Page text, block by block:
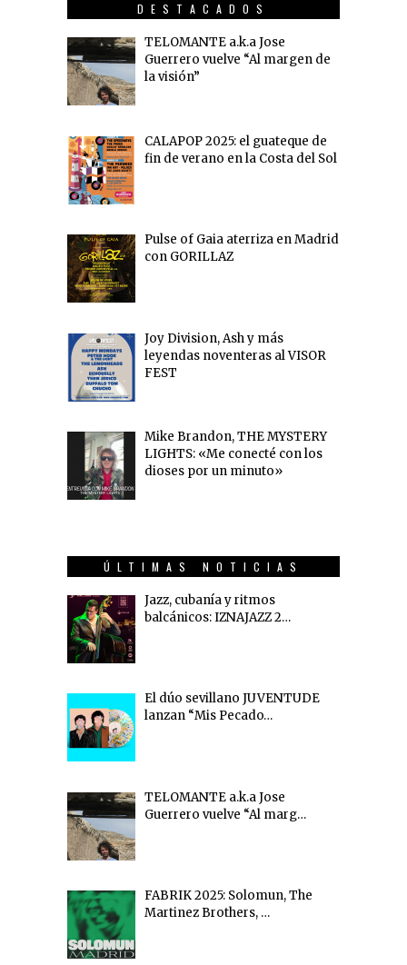
DESTACADOS
TELOMANTE a.k.a Jose
Guerrero vuelve “Al margen de
la visión”
CALAPOP 2025: el guateque de
fin de verano en la Costa del Sol
Pulse of Gaia aterriza en Madrid
con GORILLAZ
Joy Division, Ash y más
leyendas noventeras al VISOR
FEST
Mike Brandon, THE MYSTERY
LIGHTS: «Me conecté con los
dioses por un minuto»
ÚLTIMAS NOTICIAS
Jazz, cubanía y ritmos
balcánicos: IZNAJAZZ 2…
El dúo sevillano JUVENTUDE
lanzan “Mis Pecado…
TELOMANTE a.k.a Jose
Guerrero vuelve “Al marg…
FABRIK 2025: Solomun, The
Martinez Brothers, …